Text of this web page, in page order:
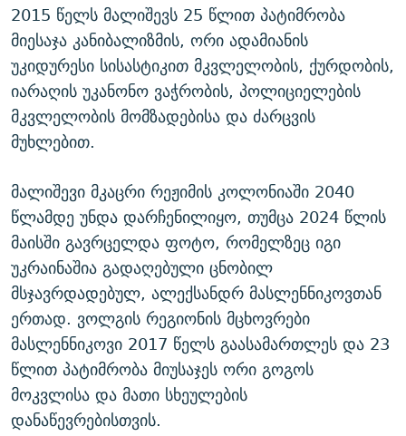
2015 წელს მალიშევს 25 წლით პატიმრობა
მიესაჯა კანიბალიზმის, ორი ადამიანის
უკიდურესი სისასტიკით მკვლელობის, ქურდობის,
იარაღის უკანონო ვაჭრობის, პოლიციელების
მკვლელობის მომზადებისა და ძარცვის
მუხლებით.
მალიშევი მკაცრი რეჟიმის კოლონიაში 2040
წლამდე უნდა დარჩენილიყო, თუმცა 2024 წლის
მაისში გავრცელდა ფოტო, რომელზეც იგი
უკრაინაშია გადაღებული ცნობილ
მსჯავრდადებულ, ალექსანდრ მასლენნიკოვთან
ერთად. ვოლგის რეგიონის მცხოვრები
მასლენნიკოვი 2017 წელს გაასამართლეს და 23
წლით პატიმრობა მიუსაჯეს ორი გოგოს
მოკვლისა და მათი სხეულების
დანაწევრებისთვის.